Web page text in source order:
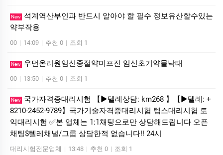
New
석계역산부인과 반드시 알아야 할 필수 정보유산할수있는
약부작용
00 | 14:09 | 추천 0 | 조회 1
New 우먼온리원임신중절약미프진 임신초기약물낙­태
00 | 13:50 | 추천 0 | 조회 1
New
국가자격증대리시험 【▶텔레상담: km268 】【▶텔레: +
8210-2452-9789】국가기술자격증대리시험 텝스대리시험 토
익대리시험 ✅본 업체는 1:1채팅으로만 상담해드립니다 오픈
채팅$텔레채널/그룹 상담한적 없습니다!! 24시
대리시험전문업체 | 13:48 | 추천 0 | 조회 1